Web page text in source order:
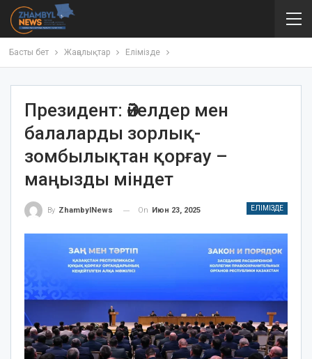
Басты бет Жаңалықтар Елімізде
Президент: Әйелдер мен
балаларды зорлық-
зомбылықтан қорғау –
маңызды міндет
ЕЛІМІЗДЕ
By ZhambylNews On Июн 23, 2025